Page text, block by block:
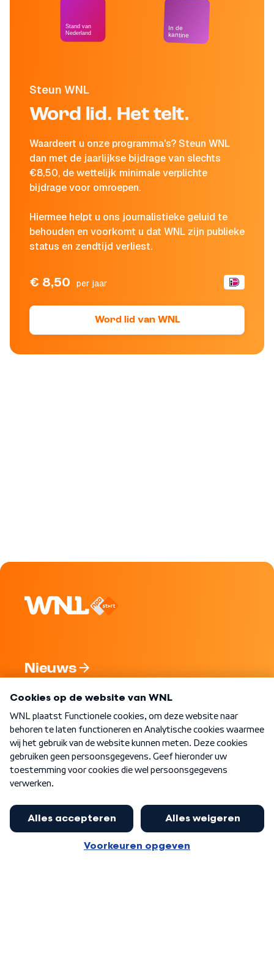
Steun WNL
Word lid. Het telt.
Waardeert u onze programma's? Steun WNL
dan met de jaarlijkse bijdrage van slechts
€8,50, de wettelijk minimale verplichte
bijdrage voor omroepen.
Hiermee helpt u ons journalistieke geluid te
behouden en voorkomt u dat WNL zijn publieke
status en zendtijd verliest.
€ 8,50 per jaar
Word lid van WNL
Stand van
Nederland
In de
kantine
Nieuws
Nieuwsbrief
Word Lid